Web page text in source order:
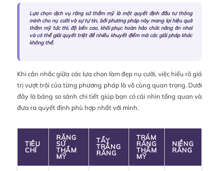
Lựa chọn dịch vụ răng sứ thẩm mỹ là một quyết định đầu tư thông
minh cho nụ cười và sự tự tin, bởi phương pháp này mang lại hiệu quả
thẩm mỹ tức thì, độ bền cao, khôi phục hoàn hảo chức năng ăn nhai
và có thể giải quyết triệt để nhiều khuyết điểm mà các giải pháp khác
không thể.
Khi cân nhắc giữa các lựa chọn làm đẹp nụ cười, việc hiểu rõ giá
trị vượt trội của từng phương pháp là vô cùng quan trọng. Dưới
đây là bảng so sánh chi tiết giúp bạn có cái nhìn tổng quan và
đưa ra quyết định phù hợp nhất với mình.
TIÊU
CHÍ
RĂNG
SỨ
THẨM
MỸ
TẨY
TRẮNG
RĂNG
TRÁM
RĂNG
THẨM
MỸ
NIỀNG
RĂNG